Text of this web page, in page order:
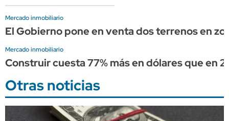
Mercado inmobiliario
El Gobierno pone en venta dos terrenos en
Mercado inmobiliario
Construir cuesta 77% más en dólares que en
Otras noticias